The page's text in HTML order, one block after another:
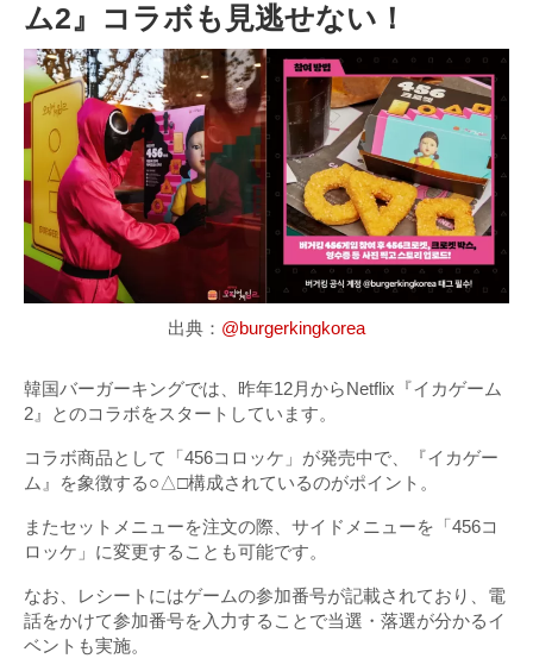
ム2』コラボも見逃せない！
出典： @burgerkingkorea
韓国バーガーキングでは、昨年12月からNetflix『イカゲーム
2』とのコラボをスタートしています。
コラボ商品として「456コロッケ」が発売中で、『イカゲー
ム』を象徴する○△□構成されているのがポイント。
またセットメニューを注文の際、サイドメニューを「456コ
ロッケ」に変更することも可能です。
なお、レシートにはゲームの参加番号が記載されており、電
話をかけて参加番号を入力することで当選・落選が分かるイ
ベントも実施。